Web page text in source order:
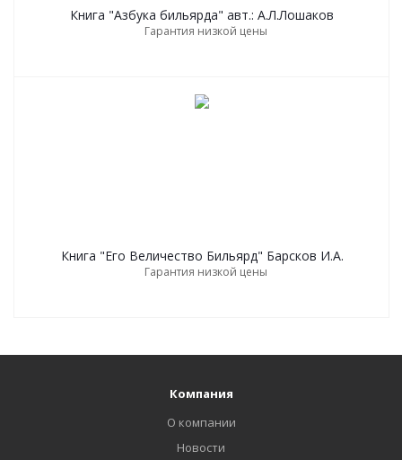
Книга "Азбука бильярда" авт.: А.Л.Лошаков
Гарантия низкой цены
Книга "Его Величество Бильярд" Барсков И.А.
Гарантия низкой цены
Компания
О компании
Новости